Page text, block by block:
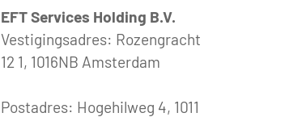
EFT Services Holding B.V.
Vestigingsadres: Rozengracht
12 1, 1016NB Amsterdam
Postadres: Hogehilweg 4, 1011